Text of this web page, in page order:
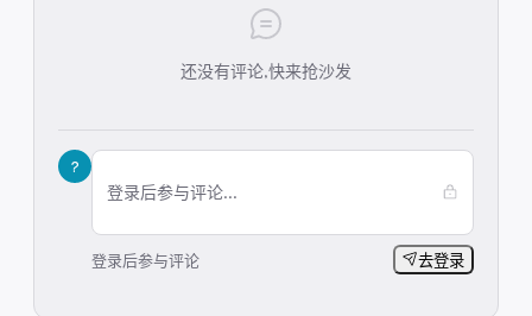
还没有评论,快来抢沙发
?
登录后参与评论...
登录后参与评论 去登录